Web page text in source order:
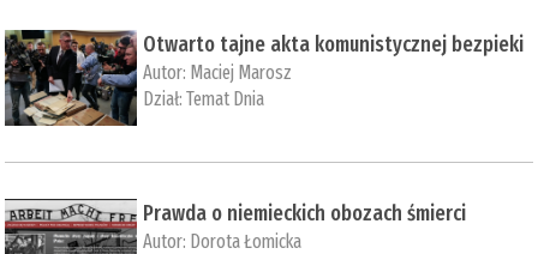
Otwarto tajne akta komunistycznej bezpieki
Autor: Maciej Marosz
Dział:Temat Dnia
Prawda o niemieckich obozach śmierci
Autor: Dorota Łomicka